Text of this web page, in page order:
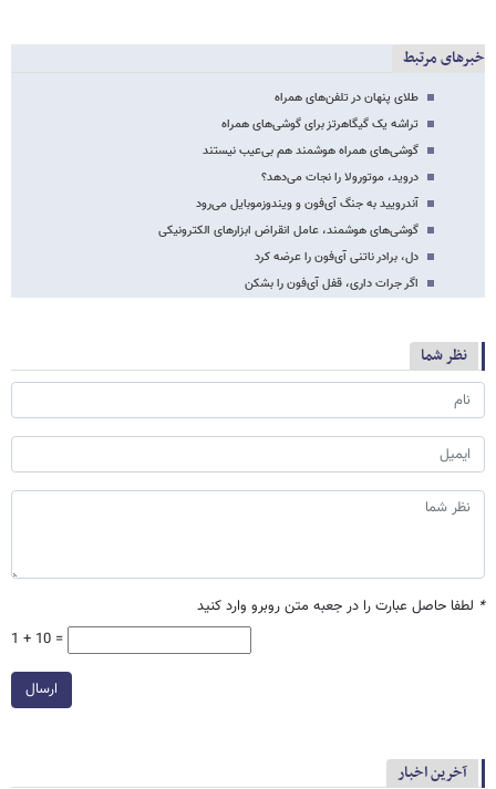
خبرهای مرتبط
طلای پنهان در تلفن‌های همراه
تراشه یک گیگاهرتز برای گوشی‌های همراه
گوشی‌های همراه هوشمند هم بی‌عیب نیستند
دروید، موتورولا را نجات می‌دهد؟
آندرویید به جنگ آی‌فون و ویندوزموبایل می‌رود
گوشی‌های هوشمند، عامل انقراض ابزارهای الکترونیکی
دل، برادر ناتنی آی‌فون را عرضه کرد
اگر جرات داری، قفل آی‌فون را بشکن
نظر شما
* لطفا حاصل عبارت را در جعبه متن روبرو وارد کنید
1 + 10 =
ارسال
آخرین اخبار